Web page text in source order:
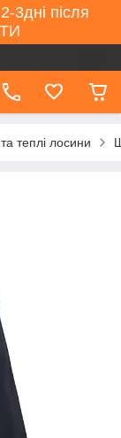
після
теплі лосини